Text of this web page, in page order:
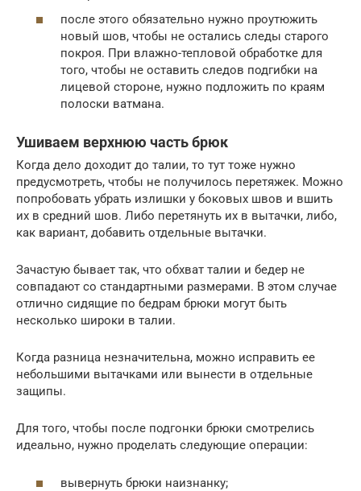
после этого обязательно нужно проутюжить
новый шов, чтобы не остались следы старого
покроя. При влажно-тепловой обработке для
того, чтобы не оставить следов подгибки на
лицевой стороне, нужно подложить по краям
полоски ватмана.
Ушиваем верхнюю часть брюк
Когда дело доходит до талии, то тут тоже нужно
предусмотреть, чтобы не получилось перетяжек. Можно
попробовать убрать излишки у боковых швов и вшить
их в средний шов. Либо перетянуть их в вытачки, либо,
как вариант, добавить отдельные вытачки.
Зачастую бывает так, что обхват талии и бедер не
совпадают со стандартными размерами. В этом случае
отлично сидящие по бедрам брюки могут быть
несколько широки в талии.
Когда разница незначительна, можно исправить ее
небольшими вытачками или вынести в отдельные
защипы.
Для того, чтобы после подгонки брюки смотрелись
идеально, нужно проделать следующие операции:
вывернуть брюки наизнанку;